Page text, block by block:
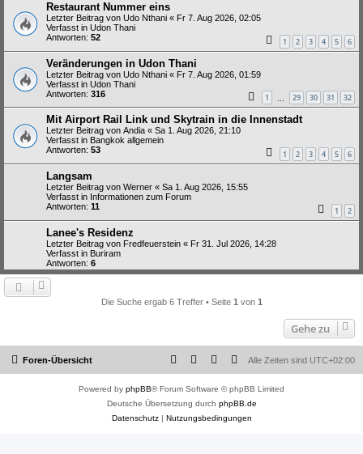
Restaurant Nummer eins
Letzter Beitrag von Udo Nthani « Fr 7. Aug 2026, 02:05
Verfasst in Udon Thani
Antworten: 52 1 2 3 4 5 6
Veränderungen in Udon Thani
Letzter Beitrag von Udo Nthani « Fr 7. Aug 2026, 01:59
Verfasst in Udon Thani
Antworten: 316 1 29 30 31 32
Mit Airport Rail Link und Skytrain in die Innenstadt
Letzter Beitrag von Andia « Sa 1. Aug 2026, 21:10
Verfasst in Bangkok allgemein
Antworten: 53 1 2 3 4 5 6
Langsam
Letzter Beitrag von Werner « Sa 1. Aug 2026, 15:55
Verfasst in Informationen zum Forum
Antworten: 11 1 2
Lanee's Residenz
Letzter Beitrag von Fredfeuerstein « Fr 31. Jul 2026, 14:28
Verfasst in Buriram
Antworten: 6
Die Suche ergab 6 Treffer • Seite 1 von 1
Gehe zu
Foren-Übersicht Alle Zeiten sind UTC+02:00
Powered by phpBB® Forum Software © phpBB Limited
Deutsche Übersetzung durch phpBB.de
Datenschutz| Nutzungsbedingungen